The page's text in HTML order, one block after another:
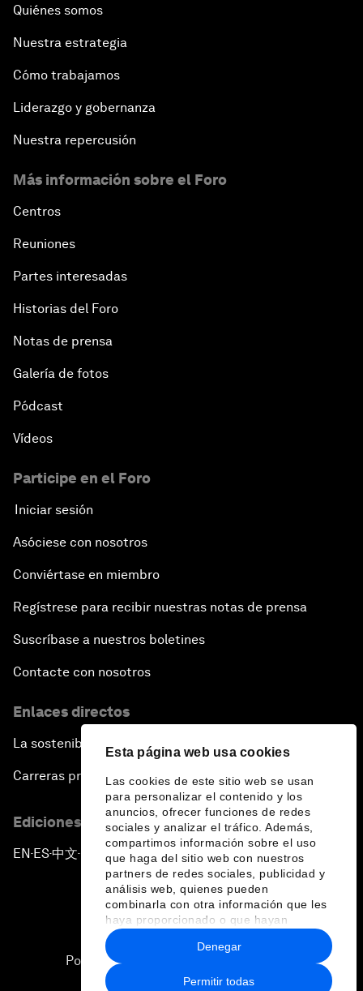
Esta página web usa cookies
Las cookies de este sitio web se usan
para personalizar el contenido y los
anuncios, ofrecer funciones de redes
sociales y analizar el tráfico. Además,
compartimos información sobre el uso
que haga del sitio web con nuestros
partners de redes sociales, publicidad y
análisis web, quienes pueden
combinarla con otra información que les
haya proporcionado o que hayan
recopilado a partir del uso que haya
hecho de sus servicios.
Permitir todas
Denegar
Quiénes somos
Nuestra estrategia
Cómo trabajamos
Liderazgo y gobernanza
Nuestra repercusión
Más información sobre el Foro
Centros
Reuniones
Partes interesadas
Historias del Foro
Notas de prensa
Galería de fotos
Pódcast
Vídeos
Participe en el Foro
Iniciar sesión
Asóciese con nosotros
Conviértase en miembro
Regístrese para recibir nuestras notas de prensa
Suscríbase a nuestros boletines
Contacte con nosotros
Enlaces directos
La sostenibilidad en el Foro
Carreras profesionales
Ediciones en otros idiomas
EN ▪ ES▪中文▪ 日本語
Política de privacidad y normas de uso